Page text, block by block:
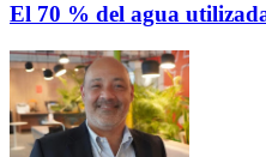
El 70 % del agua